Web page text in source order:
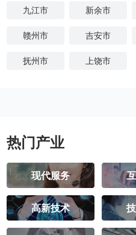
九江市 新余市
赣州市 吉安市
抚州市 上饶市
热门产业
现代服务
高新技术